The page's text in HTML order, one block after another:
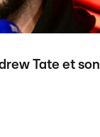
Tate et son